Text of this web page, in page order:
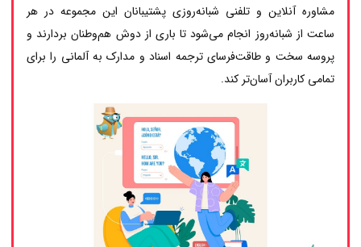
مشاوره آنلاین و تلفنی شبانه‌روزی پشتیبانان این مجموعه در هر
ساعت از شبانه‌روز انجام می‌شود تا باری از دوش هم‌وطنان بردارند و
پروسه سخت و طاقت‌فرسای ترجمه اسناد و مدارک به آلمانی را برای
تمامی کاربران آسان‌تر کند.